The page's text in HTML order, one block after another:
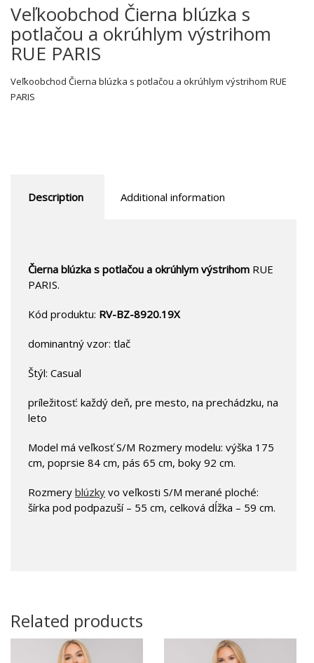
Veľkoobchod Čierna blúzka s
potlačou a okrúhlym výstrihom
RUE PARIS
Veľkoobchod Čierna blúzka s potlačou a okrúhlym výstrihom RUE
PARIS
Description Additional information
Čierna blúzka s potlačou a okrúhlym výstrihom RUE
PARIS.
Kód produktu: RV-BZ-8920.19X
dominantný vzor: tlač
Štýl: Casual
príležitosť: každý deň, pre mesto, na prechádzku, na
leto
Model má veľkosť S/M Rozmery modelu: výška 175
cm, poprsie 84 cm, pás 65 cm, boky 92 cm.
Rozmery blúzky vo veľkosti S/M merané ploché:
šírka pod podpazuší – 55 cm, celková dĺžka – 59 cm.
Related products